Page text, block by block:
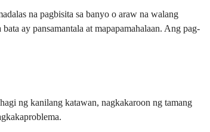
na pagbisita sa banyo o araw na walang
ay pansamantala at mapapamahalaan. Ang pag-
ng kanilang katawan, nagkakaroon ng tamang